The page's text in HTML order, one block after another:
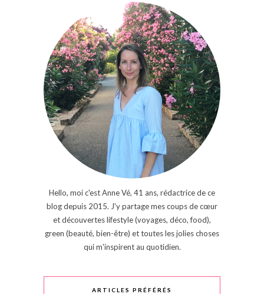
Hello, moi c'est Anne Vé, 41 ans, rédactrice de ce
blog depuis 2015. J'y partage mes coups de cœur
et découvertes lifestyle (voyages, déco, food),
green (beauté, bien-être) et toutes les jolies choses
qui m'inspirent au quotidien.
ARTICLES PRÉFÉRÉS